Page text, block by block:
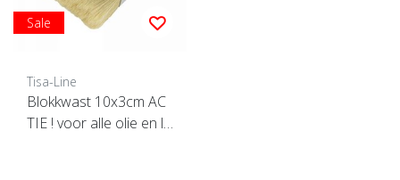
Sale
Tisa-Line
Blokkwast 10x3cm AC
TIE ! voor alle olie en la